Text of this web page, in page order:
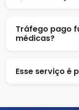
Tráfego pago
médicas?
Esse serviço é